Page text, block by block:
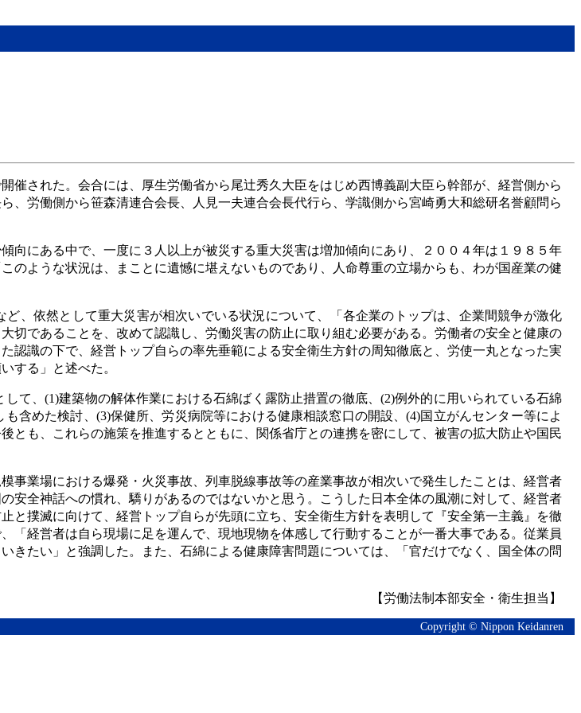
催された。会合には、厚生労働省から尾辻秀久大臣をはじめ西博義副大臣ら幹部が、経営側から
労働側から笹森清連合会長、人見一夫連合会長代行ら、学識側から宮崎勇大和総研名誉顧問ら
向にある中で、一度に３人以上が被災する重大災害は増加傾向にあり、２００４年は１９８５年
ような状況は、まことに遺憾に堪えないものであり、人命尊重の立場からも、わが国産業の健
、依然として重大災害が相次いでいる状況について、「各企業のトップは、企業間競争が激化
切であることを、改めて認識し、労働災害の防止に取り組む必要がある。労働者の安全と健康の
識の下で、経営トップ自らの率先垂範による安全衛生方針の周知徹底と、労使一丸となった実
する」と述べた。
て、(1)建築物の解体作業における石綿ばく露防止措置の徹底、(2)例外的に用いられている石綿
含めた検討、(3)保健所、労災病院等における健康相談窓口の開設、(4)国立がんセンター等によ
も、これらの施策を推進するとともに、関係省庁との連携を密にして、被害の拡大防止や国民
事業場における爆発・火災事故、列車脱線事故等の産業事故が相次いで発生したことは、経営者
安全神話への慣れ、驕りがあるのではないかと思う。こうした日本全体の風潮に対して、経営者
撲滅に向けて、経営トップ自らが先頭に立ち、安全衛生方針を表明して『安全第一主義』を徹
「経営者は自ら現場に足を運んで、現地現物を体感して行動することが一番大事である。従業員
たい」と強調した。また、石綿による健康障害問題については、「官だけでなく、国全体の問
【労働法制本部安全・衛生担当】
Copyright © Nippon Keidanren